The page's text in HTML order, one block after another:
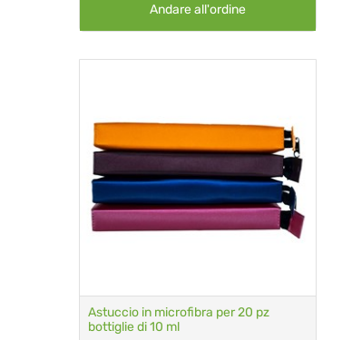
Andare all'ordine
Astuccio in microfibra per 20 pz
bottiglie di 10 ml